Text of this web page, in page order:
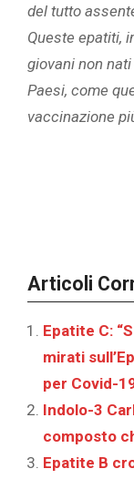
del tutto
Queste epatiti,
giovani non
Paesi, come
vaccinazione
Articoli
Epatite C:
mirati
per Covid-
Indolo-3
composto
Epatite B